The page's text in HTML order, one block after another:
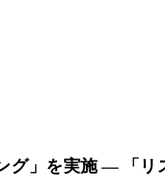
」を実施 ― 「